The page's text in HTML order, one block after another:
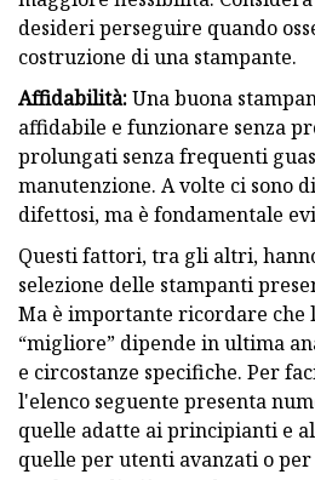
desideri perseguire quando
costruzione di una stampante.
Affidabilità:Una buona
affidabile e funzionare senza
prolungati senza frequenti
manutenzione. A volte ci sono
difettosi, ma è fondamentale
Questi fattori, tra gli altri,
selezione delle stampanti
Ma è importante ricordare che
“migliore” dipende in ultima
e circostanze specifiche. Per
l'elenco seguente presenta
quelle adatte ai principianti e
quelle per utenti avanzati o